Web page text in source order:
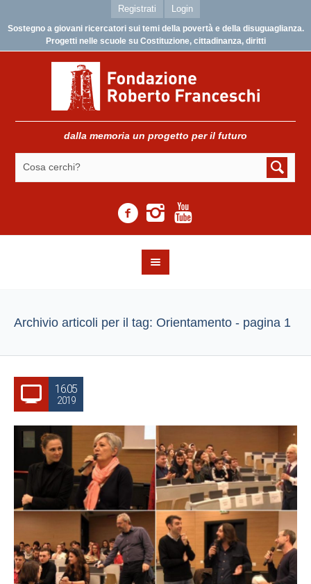
Registrati Login
Sostegno a giovani ricercatori sui temi della povertà e della disuguaglianza.
Progetti nelle scuole su Costituzione, cittadinanza, diritti
dalla memoria un progetto per il futuro
Archivio articoli per il tag: Orientamento - pagina 1
16.05
2019